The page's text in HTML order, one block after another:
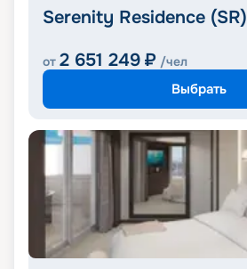
Serenity Residence (SR)
от 2 651 249 ₽ /чел
Выбрать